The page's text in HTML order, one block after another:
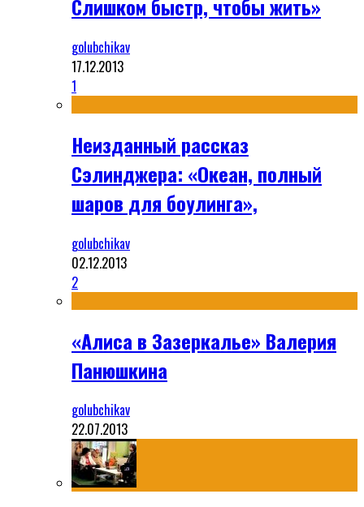
Слишком быстр, чтобы жить»
golubchikav
17.12.2013
1
Неизданный рассказ
Сэлинджера: «Океан, полный
шаров для боулинга»,
golubchikav
02.12.2013
2
«Алиса в Зазеркалье» Валерия
Панюшкина
golubchikav
22.07.2013